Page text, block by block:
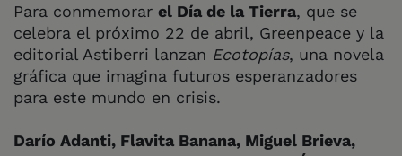
Para conmemorar el Día de la Tierra, que se
celebra el próximo 22 de abril, Greenpeace y la
editorial Astiberri lanzan Ecotopías, una novela
gráfica que imagina futuros esperanzadores
para este mundo en crisis.
Darío Adanti, Flavita Banana, Miguel Brieva,